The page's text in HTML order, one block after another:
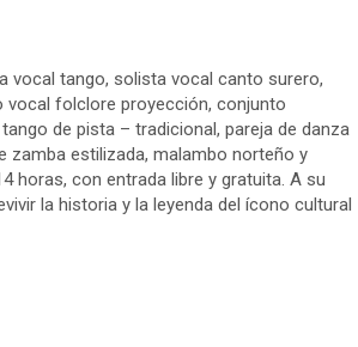
vocal tango, solista vocal canto surero,
folclore proyección, conjunto
de pista – tradicional, pareja de danza
zamba estilizada, malambo norteño y
horas, con entrada libre y gratuita. A su
la historia y la leyenda del ícono cultural